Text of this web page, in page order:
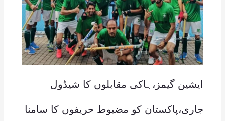
ایشین گیمز،ہاکی مقابلوں کا شیڈول
جاری،پاکستان کو مضبوط حریفوں کا سامنا